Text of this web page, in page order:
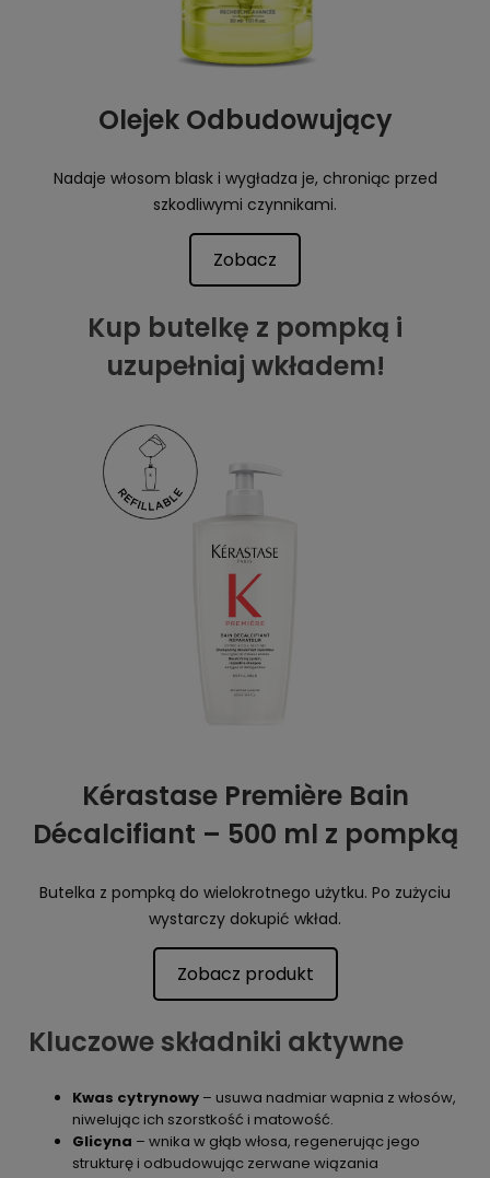
Olejek Odbudowujący
Nadaje włosom blask i wygładza je, chroniąc przed
szkodliwymi czynnikami.
Zobacz
Kup butelkę z pompką i
uzupełniaj wkładem!
Kérastase Première Bain
Décalcifiant – 500 ml z pompką
Butelka z pompką do wielokrotnego użytku. Po zużyciu
wystarczy dokupić wkład.
Zobacz produkt
Kluczowe składniki aktywne
Kwas cytrynowy – usuwa nadmiar wapnia z włosów,
niwelując ich szorstkość i matowość.
Glicyna – wnika w głąb włosa, regenerując jego
strukturę i odbudowując zerwane wiązania